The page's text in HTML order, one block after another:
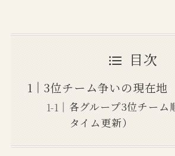
目次
3位チーム争いの現在地
各グループ3位チーム
タイム更新）